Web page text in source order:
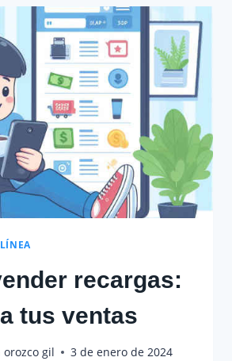
recargas:
tus ventas
gil 3 de enero de 2024